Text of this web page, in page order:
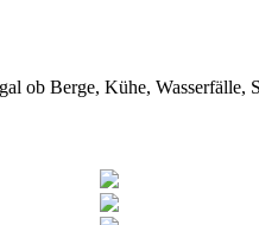
ob Berge, Kühe, Wasserfälle,